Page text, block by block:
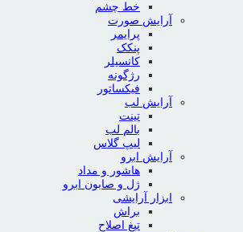
خط چشم
آرایش صورت
پرایمر
پنکک
کانسیلر
رژگونه
فیکساتور
آرایش لب
تینت
بالم لب
لیپ گلاس
آرایش ابرو
هاشور و مداد
ژل و صابون ابرو
ابزار آرایشی
براش
تیغ اصلاح